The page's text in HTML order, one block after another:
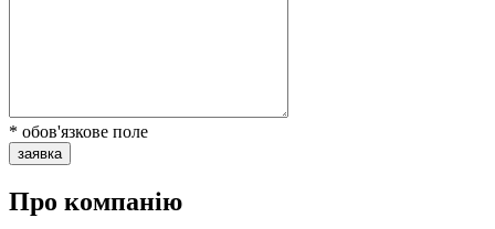
* обов'язкове поле
заявка
Про компанію